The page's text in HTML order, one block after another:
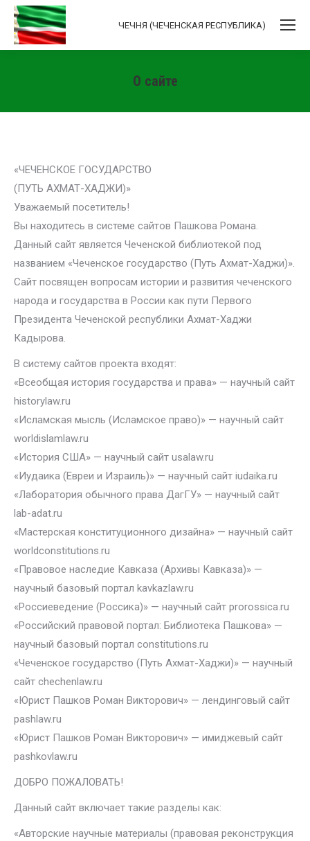
ЧЕЧНЯ (ЧЕЧЕНСКАЯ РЕСПУБЛИКА)
О сайте
«ЧЕЧЕНСКОЕ ГОСУДАРСТВО
(ПУТЬ АХМАТ-ХАДЖИ)»
Уважаемый посетитель!
Вы находитесь в системе сайтов Пашкова Романа.
Данный сайт является Чеченской библиотекой под
названием «Чеченское государство (Путь Ахмат-Хаджи)».
Сайт посвящен вопросам истории и развития чеченского
народа и государства в России как пути Первого
Президента Чеченской республики Ахмат-Хаджи
Кадырова.
В систему сайтов проекта входят:
«Всеобщая история государства и права» — научный сайт
historylaw.ru
«Исламская мысль (Исламское право)» — научный сайт
worldislamlaw.ru
«История США» — научный сайт usalaw.ru
«Иудаика (Евреи и Израиль)» — научный сайт iudaika.ru
«Лаборатория обычного права ДагГУ» — научный сайт
lab-adat.ru
«Мастерская конституционного дизайна» — научный сайт
worldconstitutions.ru
«Правовое наследие Кавказа (Архивы Кавказа)» —
научный базовый портал kavkazlaw.ru
«Россиеведение (Россика)» — научный сайт prorossica.ru
«Российский правовой портал: Библиотека Пашкова» —
научный базовый портал constitutions.ru
«Чеченское государство (Путь Ахмат-Хаджи)» — научный
сайт chechenlaw.ru
«Юрист Пашков Роман Викторович» — лендинговый сайт
pashlaw.ru
«Юрист Пашков Роман Викторович» — имиджевый сайт
pashkovlaw.ru
ДОБРО ПОЖАЛОВАТЬ!
Данный сайт включает такие разделы как:
«Авторские научные материалы (правовая реконструкция